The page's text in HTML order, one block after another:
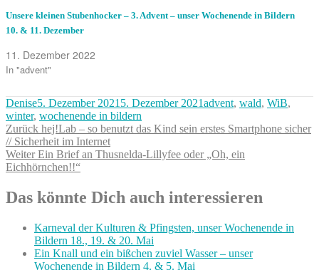
Unsere kleinen Stubenhocker – 3. Advent – unser Wochenende in Bildern
10. & 11. Dezember
11. Dezember 2022
In "advent"
Autor
DeniseVeröffentlicht
am
5. Dezember 2021 5. Dezember 2021Kategorien
advent, wald, WiB,
winter, wochenende in bildern
Beitragsnavigation
Zurück Vorheriger
Beitrag:
hej!Lab – so benutzt das Kind sein erstes Smartphone sicher
// Sicherheit im Internet
Weiter Nächster
Beitrag:
Ein Brief an Thusnelda-Lillyfee oder „Oh, ein
Eichhörnchen!!“
Das könnte Dich auch interessieren
Karneval der Kulturen & Pfingsten, unser Wochenende in
Bildern 18., 19. & 20. Mai
Ein Knall und ein bißchen zuviel Wasser – unser
Wochenende in Bildern 4. & 5. Mai